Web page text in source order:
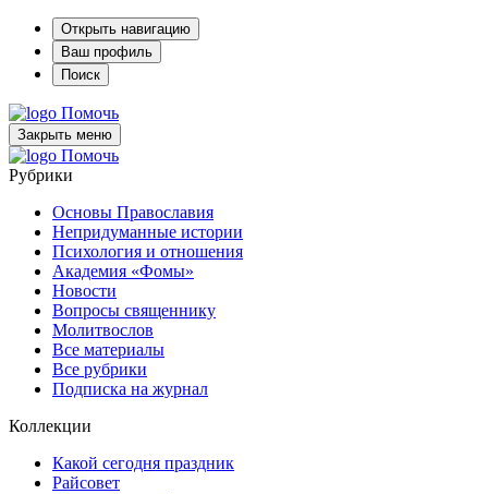
Открыть навигацию
Ваш профиль
Поиск
Помочь
Закрыть меню
Помочь
Рубрики
Основы Православия
Непридуманные истории
Психология и отношения
Академия «Фомы»
Новости
Вопросы священнику
Молитвослов
Все материалы
Все рубрики
Подписка на журнал
Коллекции
Какой сегодня праздник
Райсовет